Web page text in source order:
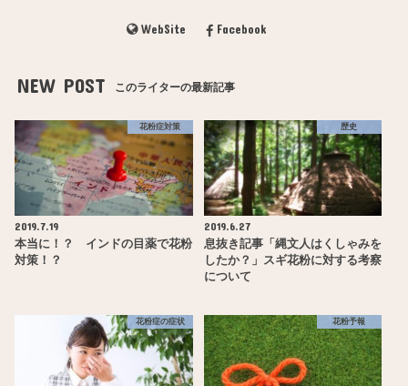
WebSite Facebook
NEW POST このライターの最新記事
花粉症対策
2019.7.19
本当に！？ インドの目薬で花粉
対策！？
歴史
2019.6.27
息抜き記事「縄文人はくしゃみを
したか？」スギ花粉に対する考察
について
花粉症の症状 花粉予報